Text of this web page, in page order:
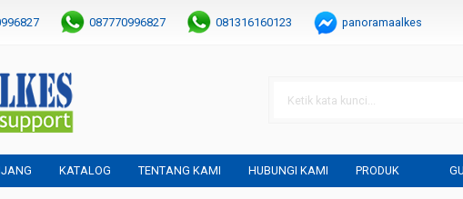
087770996827 081316160123 panoramaalkes
KATALOG TENTANG KAMI HUBUNGI KAMI PRODUK